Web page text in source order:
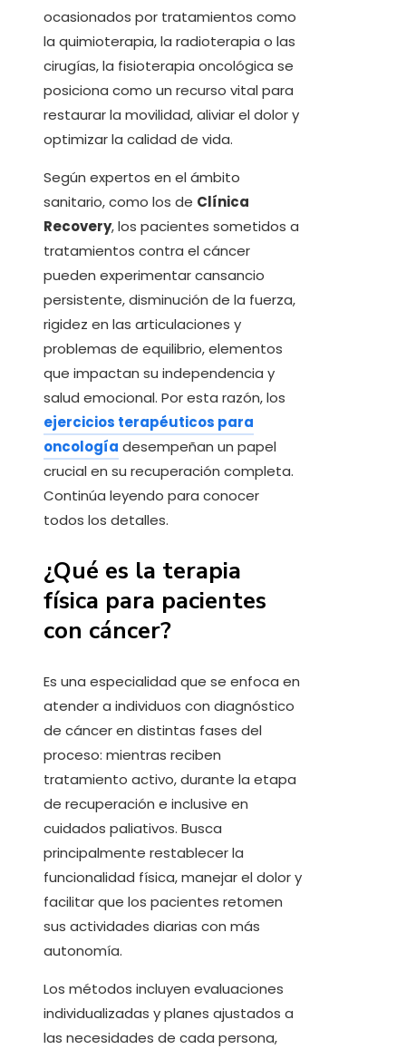
ocasionados por tratamientos como
la quimioterapia, la radioterapia o las
cirugías, la fisioterapia oncológica se
posiciona como un recurso vital para
restaurar la movilidad, aliviar el dolor y
optimizar la calidad de vida.
Según expertos en el ámbito
sanitario, como los de Clínica
Recovery, los pacientes sometidos a
tratamientos contra el cáncer
pueden experimentar cansancio
persistente, disminución de la fuerza,
rigidez en las articulaciones y
problemas de equilibrio, elementos
que impactan su independencia y
salud emocional. Por esta razón, los
ejercicios terapéuticos para
oncología desempeñan un papel
crucial en su recuperación completa.
Continúa leyendo para conocer
todos los detalles.
¿Qué es la terapia
física para pacientes
con cáncer?
Es una especialidad que se enfoca en
atender a individuos con diagnóstico
de cáncer en distintas fases del
proceso: mientras reciben
tratamiento activo, durante la etapa
de recuperación e inclusive en
cuidados paliativos. Busca
principalmente restablecer la
funcionalidad física, manejar el dolor y
facilitar que los pacientes retomen
sus actividades diarias con más
autonomía.
Los métodos incluyen evaluaciones
individualizadas y planes ajustados a
las necesidades de cada persona,